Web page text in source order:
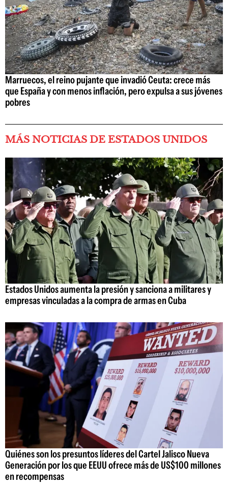
Marruecos, el reino pujante que invadió Ceuta: crece más
que España y con menos inflación, pero expulsa a sus jóvenes
pobres
MÁS NOTICIAS DE ESTADOS UNIDOS
Estados Unidos aumenta la presión y sanciona a militares y
empresas vinculadas a la compra de armas en Cuba
Quiénes son los presuntos líderes del Cartel Jalisco Nueva
Generación por los que EEUU ofrece más de US$100 millones
en recompensas